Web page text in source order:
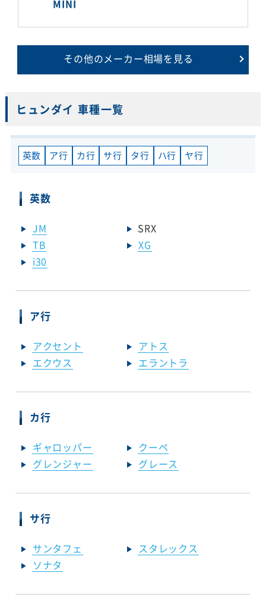
MINI
その他のメーカー相場を見る
ヒュンダイ 車種一覧
英数 ア行 カ行 サ行 タ行 ハ行 ヤ行
英数
JM
SRX
TB
XG
i30
ア行
アクセント
アトス
エクウス
エラントラ
カ行
ギャロッパー
クーペ
グレンジャー
グレース
サ行
サンタフェ
スタレックス
ソナタ